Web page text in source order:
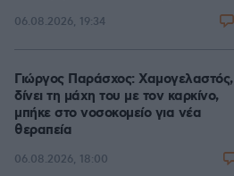
06.08.2026, 19:34
Γιώργος Παράσχος: Χαμογελαστός,
δίνει τη μάχη του με τον καρκίνο,
μπήκε στο νοσοκομείο για νέα
θεραπεία
06.08.2026, 18:00